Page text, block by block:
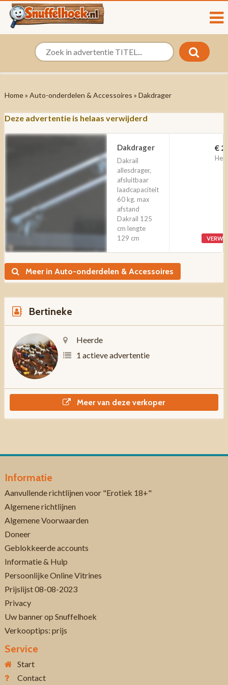
Home» Auto-onderdelen & Accessoires » Dakdrager
Deze advertentie is helaas verwijderd
Dakdrager
Dakrail
allesdrager,
afsluitbaar
laadcapaciteit
60 kg. max
afstand
Dakrail 125
cm lengte
129 cm
€
Meer in Auto-onderdelen & Accessoires
Bertineke
Heerde
1 actieve advertentie
Meer van deze verkoper
Informatie
Aanvullende richtlijnen voor "Erotiek 18+"
Algemene richtlijnen
Algemene Voorwaarden
Doneer
Geblokkeerde accounts
Informatie & Hulp
Persoonlijke Online Vitrines
Prijslijst 08-08-2023
Privacy
Uw banner op Snuffelhoek
Verkooptips: prijs
Service
Start
Contact